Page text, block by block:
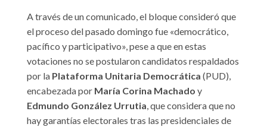
A través de un comunicado, el bloque consideró que
el proceso del pasado domingo fue «democrático,
pacífico y participativo», pese a que en estas
votaciones no se postularon candidatos respaldados
por la Plataforma Unitaria Democrática (PUD),
encabezada por María Corina Machado y
Edmundo González Urrutia, que considera que no
hay garantías electorales tras las presidenciales de